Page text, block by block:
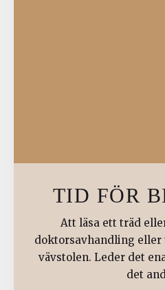
TID FÖR
Att läsa ett träd
doktorsavhandling
vävstolen. Leder det
det